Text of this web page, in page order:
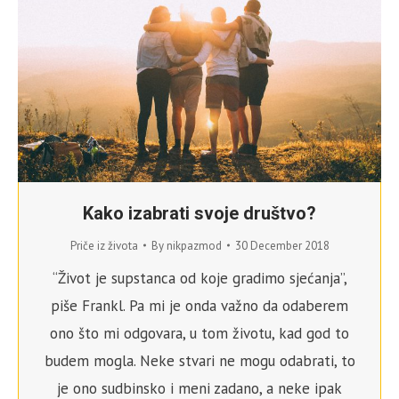
Kako izabrati svoje društvo?
Priče iz života By nikpazmod 30 December 2018
“Život je supstanca od koje gradimo sjećanja”,
piše Frankl. Pa mi je onda važno da odaberem
ono što mi odgovara, u tom životu, kad god to
budem mogla. Neke stvari ne mogu odabrati, to
je ono sudbinsko i meni zadano, a neke ipak